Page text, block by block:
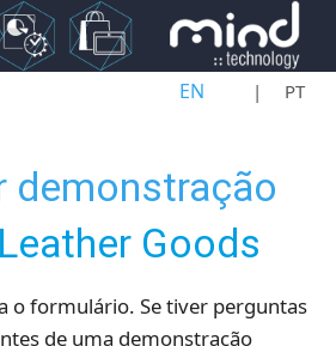
EN PT
demonstração
Goods
o formulário. Se tiver perguntas
de uma demonstração